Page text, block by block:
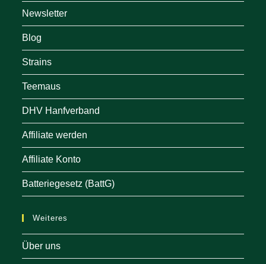
Newsletter
Blog
Strains
Teemaus
DHV Hanfverband
Affiliate werden
Affiliate Konto
Batteriegesetz (BattG)
Weiteres
Über uns